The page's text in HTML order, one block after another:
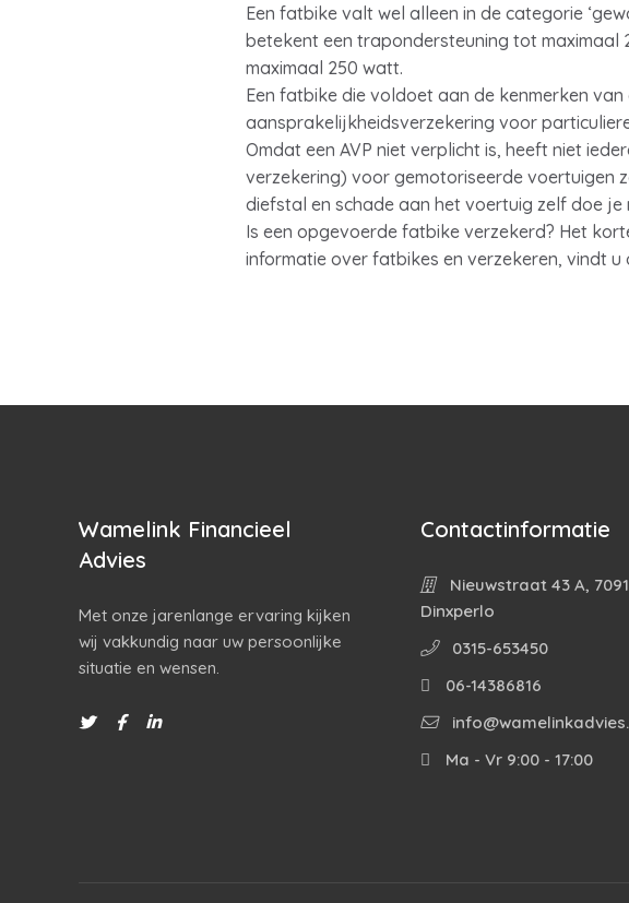
Een fatbike valt wel alleen in de categorie
betekent een trapondersteuning tot maximaal
maximaal 250 watt.
Een fatbike die voldoet aan de kenmerken
aansprakelijkheidsverzekering voor
Omdat een AVP niet verplicht is, heeft niet
verzekering) voor gemotoriseerde voertuigen
diefstal en schade aan het voertuig zelf doe je
Is een opgevoerde fatbike verzekerd? Het
informatie over fatbikes en verzekeren, vindt u
Wamelink Financieel
Advies
Met onze jarenlange ervaring kijken
wij vakkundig naar uw persoonlijke
situatie en wensen.
Contactinformatie
Nieuwstraat 43 A,
Dinxperlo
0315-653450
06-14386816
Ma - Vr 9:00 - 17:00